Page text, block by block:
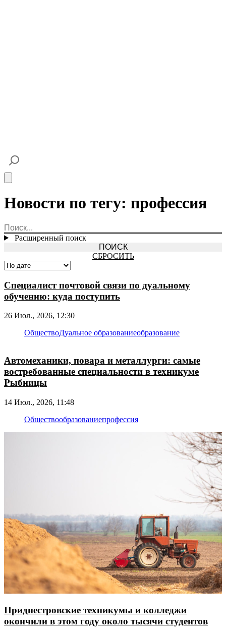
Новости по тегу: профессия
Расширенный поиск
СБРОСИТЬ
Специалист почтовой связи по дуальному
обучению: куда поступить
26 Июл., 2026, 12:30
ОбществоДуальное образованиеобразование
Автомеханики, повара и металлурги: самые
востребованные специальности в техникуме
Рыбницы
14 Июл., 2026, 11:48
Обществообразованиепрофессия
Приднестровские техникумы и колледжи
окончили в этом году около тысячи студентов